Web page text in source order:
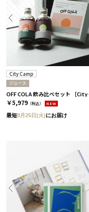
City Camp
ジュース
￥5,979 （税込） NEW
最短8月25日(火)にお届け